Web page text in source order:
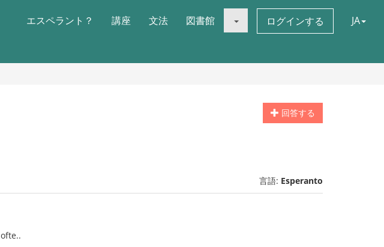
エスペラント？ 講座 文法 図書館 ログインする JA
回答する
言語: Esperanto